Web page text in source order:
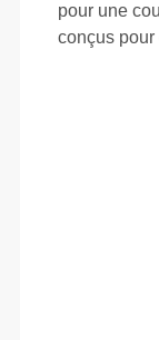
pour une
conçus